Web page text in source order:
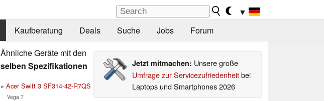
▼
Kaufberatung Deals Suche Jobs Forum
Ähnliche Geräte mit den
selben Spezifikationen
Acer Swift 3 SF314-42-R7QS
Vega 7
Jetzt mitmachen: Unsere große
Umfrage zur Servicezufriedenheitbei
Laptops und Smartphones 2026